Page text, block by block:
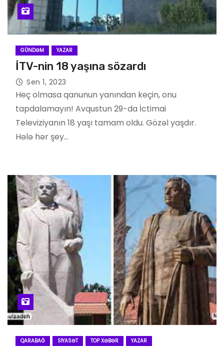
GÜNDƏM YAZAR
İTV-nin 18 yaşına sözardı
Sen 1, 2023
Heç olmasa qanunun yanından keçin, onu
tapdalamayın! Avqustun 29-da İctimai
Televiziyanın 18 yaşı tamam oldu. Gözəl yaşdır.
Hələ hər şey…
QARABAĞ SIYASƏT TOP XƏBƏR YAZAR